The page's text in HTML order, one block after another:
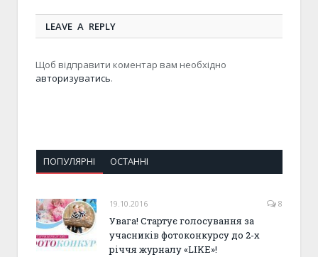
LEAVE A REPLY
Щоб відправити коментар вам необхідно
авторизуватись.
ПОПУЛЯРНІ ОСТАННІ
19.10.2016 8
Увага! Стартує голосування за
учасників фотоконкурсу до 2-х
річчя журналу «LIKE»!